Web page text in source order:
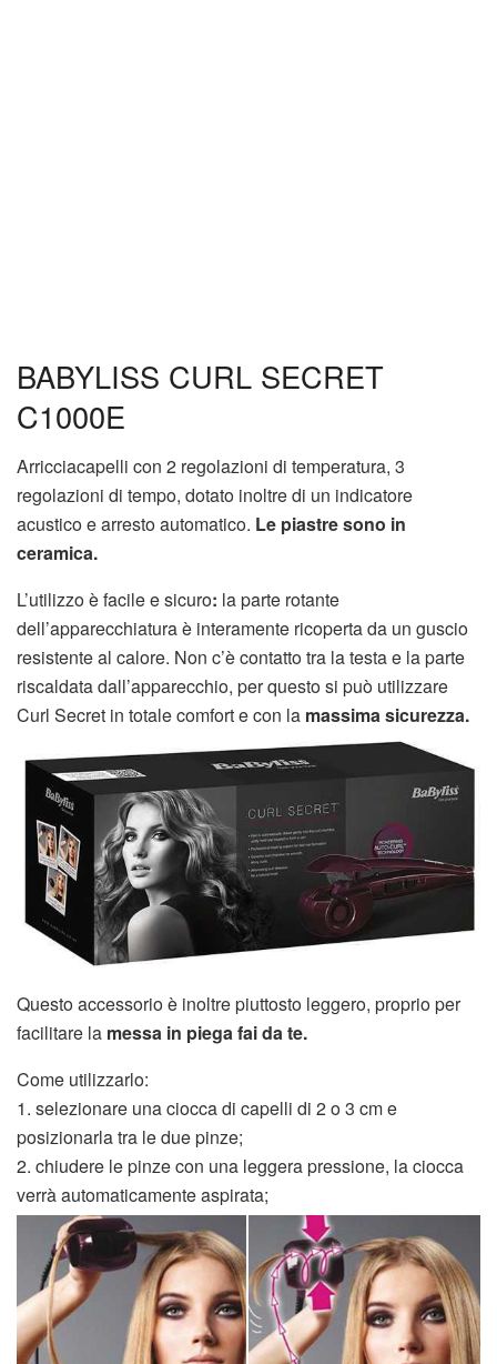
BABYLISS CURL SECRET
C1000E
Arricciacapelli con 2 regolazioni di temperatura, 3
regolazioni di tempo, dotato inoltre di un indicatore
acustico e arresto automatico. Le piastre sono in
ceramica.
L’utilizzo è facile e sicuro: la parte rotante
dell’apparecchiatura è interamente ricoperta da un guscio
resistente al calore. Non c’è contatto tra la testa e la parte
riscaldata dall’apparecchio, per questo si può utilizzare
Curl Secret in totale comfort e con la massima sicurezza.
Questo accessorio è inoltre piuttosto leggero, proprio per
facilitare la messa in piega fai da te.
Come utilizzarlo:
1. selezionare una ciocca di capelli di 2 o 3 cm e
posizionarla tra le due pinze;
2. chiudere le pinze con una leggera pressione, la ciocca
verrà automaticamente aspirata;